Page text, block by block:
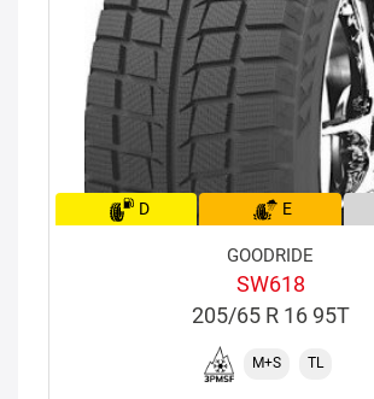
D E
GOODRIDE
SW618
205/65 R 16 95T
M+S TL